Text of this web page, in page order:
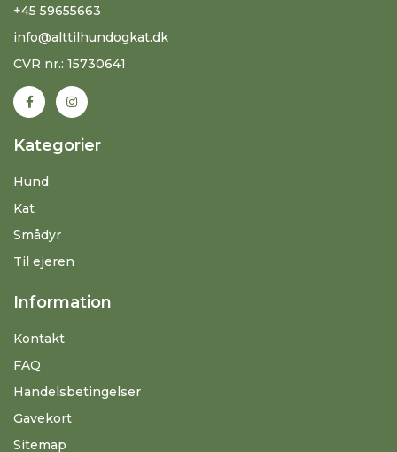
+45 59655663
info@alttilhundogkat.dk
CVR nr.: 15730641
Kategorier
Hund
Kat
Smådyr
Til ejeren
Information
Kontakt
FAQ
Handelsbetingelser
Gavekort
Sitemap